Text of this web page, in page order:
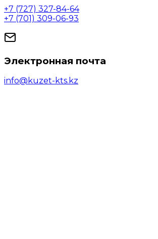
+7 (727) 327-84-64
+7 (701) 309-06-93
Электронная почта
info@kuzet-kts.kz